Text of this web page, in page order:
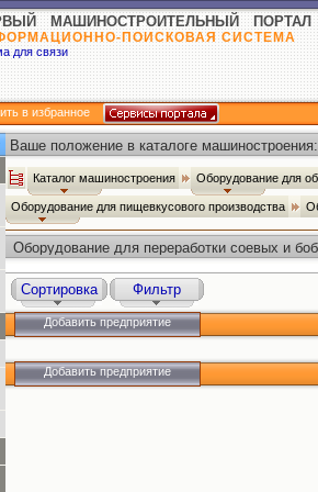
МАШИНОСТРОИТЕЛЬНЫЙ ПОРТАЛ
ПОИСКОВАЯ СИСТЕМА
для связи
в избранное
Ваше положение в каталоге машиностроения:
Каталог машиностроения Оборудование для
Оборудование для пищевкусового производства
Оборудование для переработки соевых и
Сортировка Фильтр
Добавить предприятие
Добавить предприятие